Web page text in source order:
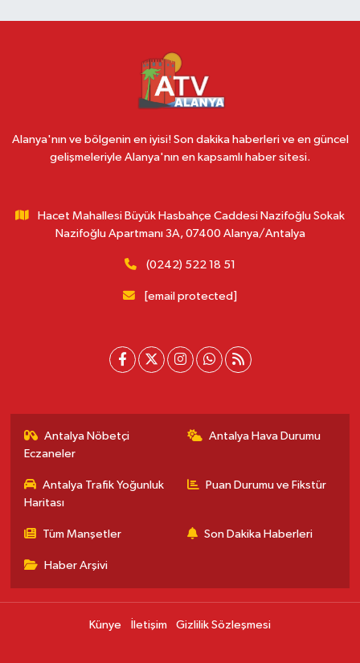
Alanya'nın ve bölgenin en iyisi! Son dakika haberleri ve en güncel
gelişmeleriyle Alanya'nın en kapsamlı haber sitesi.
Hacet Mahallesi Büyük Hasbahçe Caddesi Nazifoğlu Sokak
Nazifoğlu Apartmanı 3A, 07400 Alanya/Antalya
(0242) 522 18 51
[email protected]
Antalya Nöbetçi
Eczaneler
Antalya Hava Durumu
Antalya Trafik Yoğunluk
Haritası
Puan Durumu ve Fikstür
Tüm Manşetler Son Dakika Haberleri
Haber Arşivi
Künye İletişim Gizlilik Sözleşmesi